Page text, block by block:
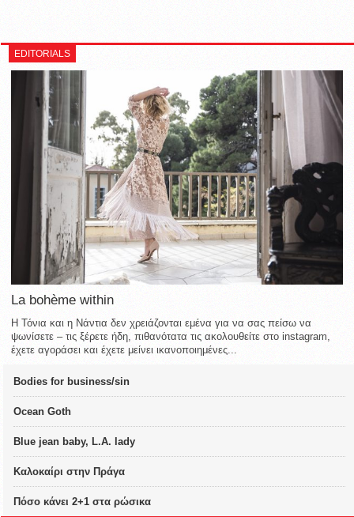
EDITORIALS
La bohème within
Η Τόνια και η Νάντια δεν χρειάζονται εμένα για να σας πείσω να
ψωνίσετε – τις ξέρετε ήδη, πιθανότατα τις ακολουθείτε στο instagram,
έχετε αγοράσει και έχετε μείνει ικανοποιημένες...
Bodies for business/sin
Ocean Goth
Blue jean baby, L.A. lady
Καλοκαίρι στην Πράγα
Πόσο κάνει 2+1 στα ρώσικα